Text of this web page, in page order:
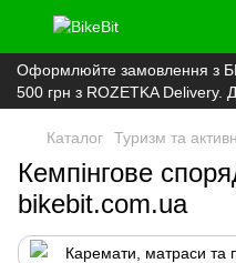
Оформлюйте замовлення з
500 грн з ROZETKA Delivery.
Каталог Туризм та
Кемпінгове
bikebit.com.ua
Каремати, матраси та